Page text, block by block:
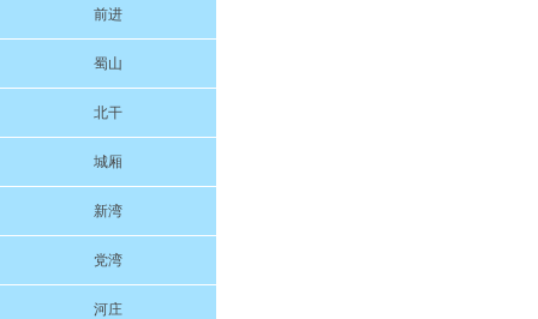
前进
蜀山
北干
城厢
新湾
党湾
河庄